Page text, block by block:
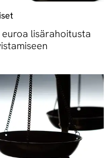
lisärahoitusta